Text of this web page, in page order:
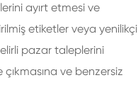
ayırt etmesi ve
etiketler veya yenilikçi
pazar taleplerini
çıkmasına ve benzersiz